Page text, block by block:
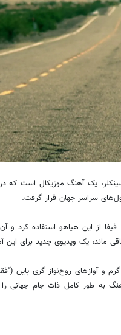
سراسر جهان قرار گرفت.
۲۰۰۶ به آلمان آمد، فیفا از این هیاهو
ماند، یک ویدیوی جدید برای
و آوازهای روح‌نواز گری پاین
به طور کامل ذات جام جهانی